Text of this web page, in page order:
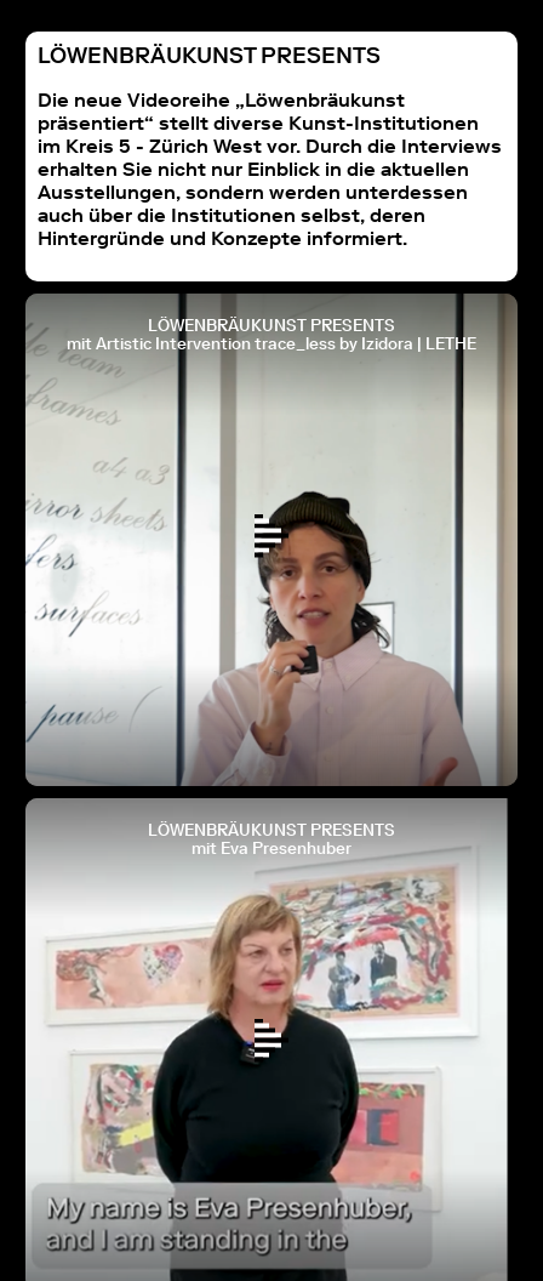
LÖWENBRÄUKUNST PRESENTS
Die neue Videoreihe „Löwenbräukunst
präsentiert“ stellt diverse Kunst-Institutionen
im Kreis 5 - Zürich West vor. Durch die Interviews
erhalten Sie nicht nur Einblick in die aktuellen
Ausstellungen, sondern werden unterdessen
auch über die Institutionen selbst, deren
Hintergründe und Konzepte informiert.
LÖWENBRÄUKUNST PRESENTS
mit Artistic Intervention trace_less by Izidora | LETHE
LÖWENBRÄUKUNST PRESENTS
mit Eva Presenhuber